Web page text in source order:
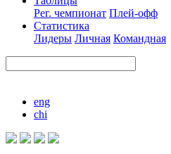
Рег. чемпионат Плей-офф
Статистика
Лидеры Личная Командная
eng
chi